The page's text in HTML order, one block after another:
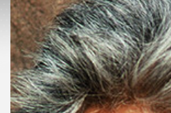
เพล
ย์
ลิ
สต์
แนะนำ